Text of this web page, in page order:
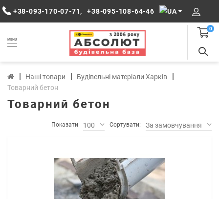
+38-093-170-07-71, +38-095-108-64-46
MENU
0
Наші товари
Будівельні матеріали Харків
Товарний бетон
Товарний бетон
Показати 100 Сортувати: За замовчуванням